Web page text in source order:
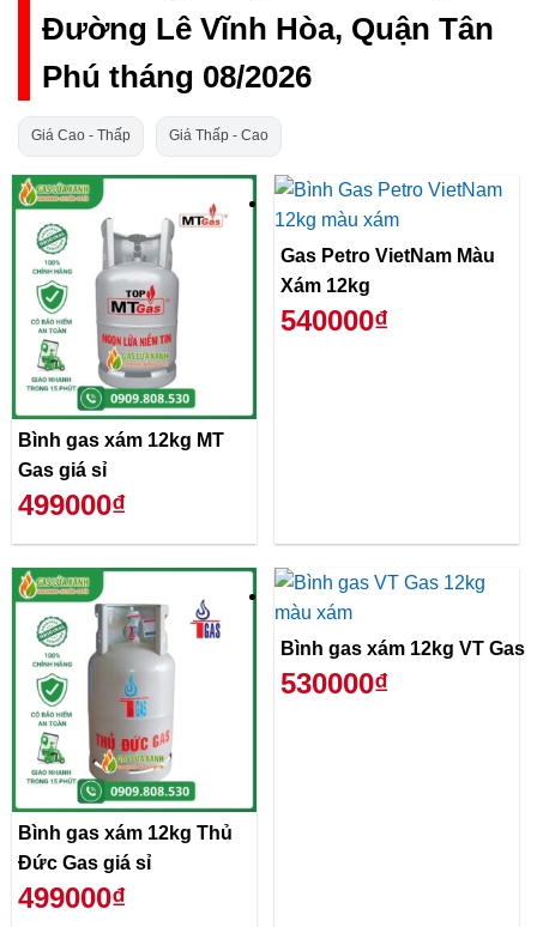
Đường Lê Vĩnh Hòa, Quận Tân
Phú tháng 08/2026
Giá Cao - Thấp Giá Thấp - Cao
Bình gas xám 12kg MT
Gas giá sỉ
499000₫
Gas Petro VietNam Màu
Xám 12kg
540000₫
Bình gas xám 12kg Thủ
Đức Gas giá sỉ
499000₫
Bình gas xám 12kg VT Gas
530000₫